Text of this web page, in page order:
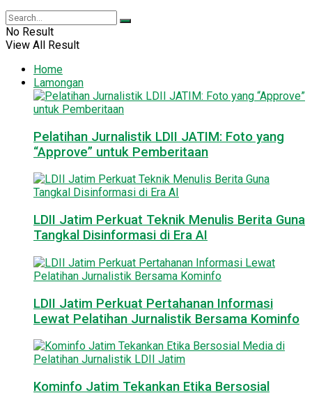
No Result
View All Result
Home
Lamongan
Pelatihan Jurnalistik LDII JATIM: Foto yang
“Approve” untuk Pemberitaan
LDII Jatim Perkuat Teknik Menulis Berita Guna
Tangkal Disinformasi di Era AI
LDII Jatim Perkuat Pertahanan Informasi
Lewat Pelatihan Jurnalistik Bersama Kominfo
Kominfo Jatim Tekankan Etika Bersosial